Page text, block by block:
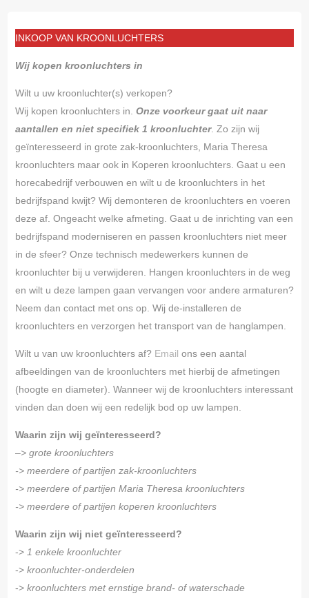
INKOOP VAN KROONLUCHTERS
Wij kopen kroonluchters in
Wilt u uw kroonluchter(s) verkopen?
Wij kopen kroonluchters in. Onze voorkeur gaat uit naar
aantallen en niet specifiek 1 kroonluchter. Zo zijn wij
geïnteresseerd in grote zak-kroonluchters, Maria Theresa
kroonluchters maar ook in Koperen kroonluchters. Gaat u een
horecabedrijf verbouwen en wilt u de kroonluchters in het
bedrijfspand kwijt? Wij demonteren de kroonluchters en voeren
deze af. Ongeacht welke afmeting. Gaat u de inrichting van een
bedrijfspand moderniseren en passen kroonluchters niet meer
in de sfeer? Onze technisch medewerkers kunnen de
kroonluchter bij u verwijderen. Hangen kroonluchters in de weg
en wilt u deze lampen gaan vervangen voor andere armaturen?
Neem dan contact met ons op. Wij de-installeren de
kroonluchters en verzorgen het transport van de hanglampen.
Wilt u van uw kroonluchters af? Email ons een aantal
afbeeldingen van de kroonluchters met hierbij de afmetingen
(hoogte en diameter). Wanneer wij de kroonluchters interessant
vinden dan doen wij een redelijk bod op uw lampen.
Waarin zijn wij geïnteresseerd?
–> grote kroonluchters
-> meerdere of partijen zak-kroonluchters
-> meerdere of partijen Maria Theresa kroonluchters
-> meerdere of partijen koperen kroonluchters
Waarin zijn wij niet geïnteresseerd?
-> 1 enkele kroonluchter
-> kroonluchter-onderdelen
-> kroonluchters met ernstige brand- of waterschade